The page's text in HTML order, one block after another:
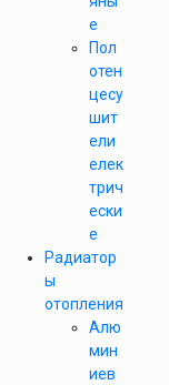
е
Пол
отен
цесу
шит
ели
елек
трич
ески
е
Радиатор
ы
отопления
Алю
мин
иев